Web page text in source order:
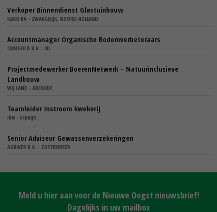
Verkoper Binnendienst Glastuinbouw
KARO BV - ZWAAGDIJK, NOORD-HOLLAND,
Accountmanager Organische Bodemverbeteraars
COMGOED B.V. - NL
Projectmedewerker BoerenNetwerk – Natuurinclusieve
Landbouw
WIJ.LAND - ABCOUDE
Teamleider instroom kwekerij
IBN - SCHAIJK
Senior Adviseur Gewassenverzekeringen
AGRIVER U.A. - ZOETERMEER
Meld u hier aan voor de Nieuwe Oogst nieuwsbrief!
Dagelijks in uw mailbox